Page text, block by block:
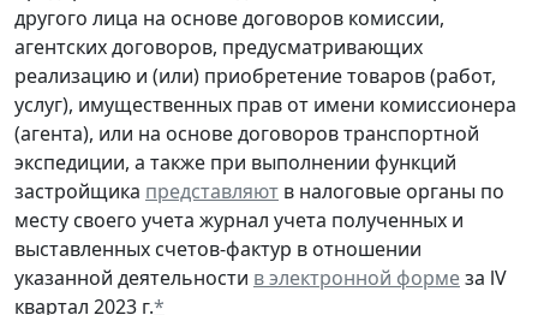
другого лица на основе договоров комиссии,
агентских договоров, предусматривающих
реализацию и (или) приобретение товаров (работ,
услуг), имущественных прав от имени комиссионера
(агента), или на основе договоров транспортной
экспедиции, а также при выполнении функций
застройщика представляют в налоговые органы по
месту своего учета журнал учета полученных и
выставленных счетов-фактур в отношении
указанной деятельности в электронной формеза lV
квартал 2023 г.*